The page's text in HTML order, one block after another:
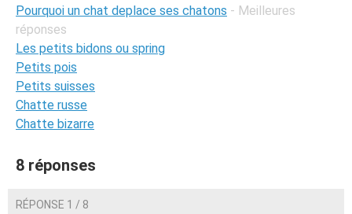
Pourquoi un chat deplace ses chatons - Meilleures
réponses
Les petits bidons ou spring
Petits pois
Petits suisses
Chatte russe
Chatte bizarre
8 réponses
RÉPONSE 1 / 8